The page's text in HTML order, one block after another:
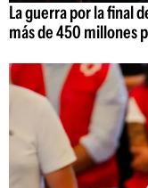
La guerra por la final
más de 450 millones